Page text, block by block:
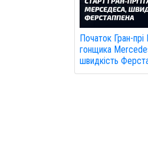
Початок Гран-прі
гонщика
швидкість